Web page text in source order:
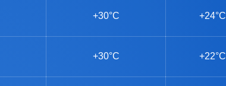
+30°C +24°C
+30°C +22°C